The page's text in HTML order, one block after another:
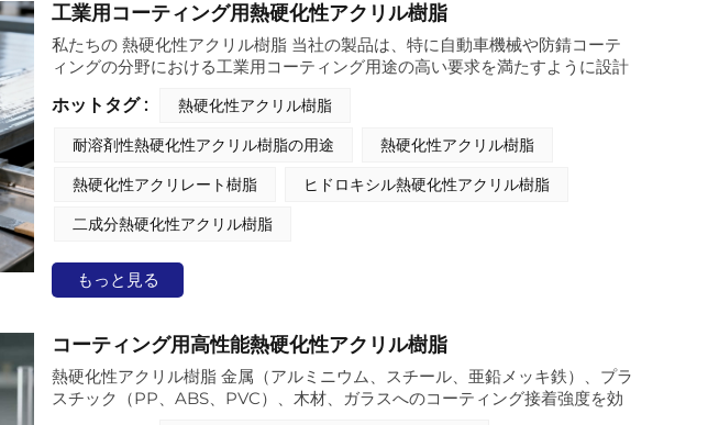
日本語
Indonesia
工業用コーティング用熱硬化性アクリル樹脂
私たちの 熱硬化性アクリル樹脂 当社の製品は、特に自動車機械や防錆コーテ
ィングの分野における工業用コーティング用途の高い要求を満たすように設計
を果たしています。
ホットタグ :
熱硬化性アクリル樹脂
耐溶剤性熱硬化性アクリル樹脂の用途
熱硬化性アクリル樹脂
熱硬化性アクリレート樹脂
ヒドロキシル熱硬化性アクリル樹脂
二成分熱硬化性アクリル樹脂
もっと見る
コーティング用高性能熱硬化性アクリル樹脂
熱硬化性アクリル樹脂 金属（アルミニウム、スチール、亜鉛メッキ鉄）、プラ
スチック（PP、ABS、PVC）、木材、ガラスへのコーティング接着強度を効